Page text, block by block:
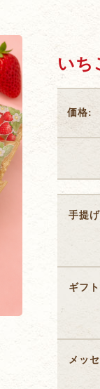
いち
価格:
手提
ギフ
メッ